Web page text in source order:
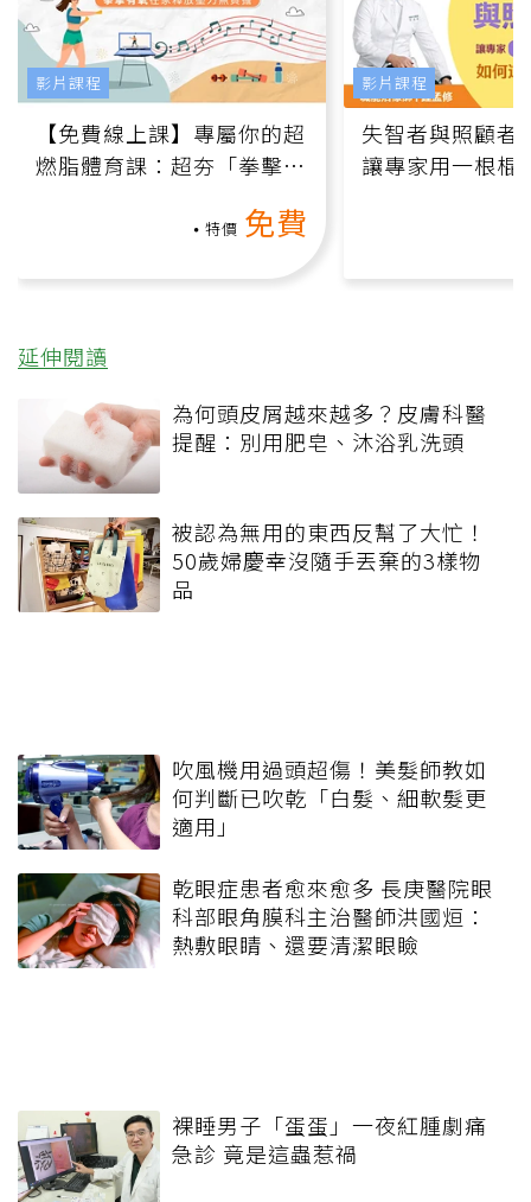
【免費線上課】專屬你的超
燃脂體育課：超夯「拳擊有
特價 免費
影片課程
失智者與照顧者
讓專家用一根棍
影片課程
延伸閱讀
為何頭皮屑越來越多？皮膚科醫
提醒：別用肥皂、沐浴乳洗頭
被認為無用的東西反幫了大忙！
50歲婦慶幸沒隨手丟棄的3樣物
品
吹風機用過頭超傷！美髮師教如
何判斷已吹乾「白髮、細軟髮更
適用」
乾眼症患者愈來愈多 長庚醫院眼
科部眼角膜科主治醫師洪國烜：
熱敷眼睛、還要清潔眼瞼
裸睡男子「蛋蛋」一夜紅腫劇痛
急診 竟是這蟲惹禍